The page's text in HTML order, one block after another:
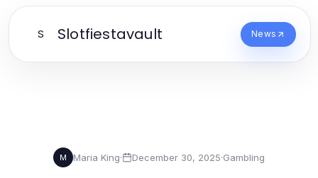
S Slotfiestavault News
M Maria King· December 30, 2025·Gambling